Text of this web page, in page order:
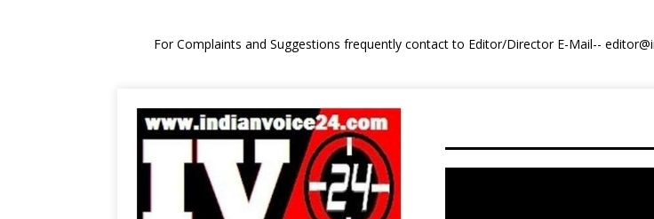
For Complaints and Suggestions frequently contact to Editor/Director E-Mail--